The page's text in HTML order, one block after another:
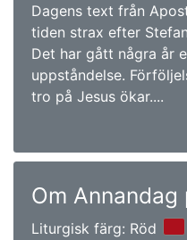
Dagens text från
tiden strax efter
Det har gått några år
uppståndelse.
tro på Jesus ökar....
Om Annandag
Liturgisk färg: Röd